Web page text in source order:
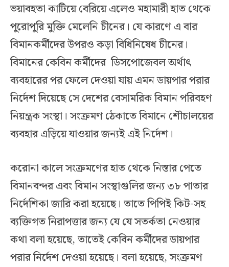
ভয়াবহতা কাটিয়ে বেরিয়ে এলেও মহামারী হাত থেকে
পুরোপুরি মুক্তি মেলেনি চীনের। যে কারণে এ বার
বিমানকর্মীদের উপরও কড়া বিধিনিষেধ চীনের।
বিমানের কেবিন কর্মীদের ডিসপোজেবল অর্থাৎ
ব্যবহারের পর ফেলে দেওয়া যায় এমন ডায়পার পরার
নির্দেশ দিয়েছে সে দেশের বেসামরিক বিমান পরিবহণ
নিয়ন্ত্রক সংস্থা। সংক্রমণ ঠেকাতে বিমানে শৌচালয়ের
ব্যবহার এড়িয়ে যাওয়ার জন্যই এই নির্দেশ।
করোনা কালে সংক্রমণের হাত থেকে নিস্তার পেতে
বিমানবন্দর এবং বিমান সংস্থাগুলির জন্য ৩৮ পাতার
নির্দেশিকা জারি করা হয়েছে। তাতে পিপিই কিট-সহ
ব্যক্তিগত নিরাপত্তার জন্য যে যে সতর্কতা নেওয়ার
কথা বলা হয়েছে, তাতেই কেবিন কর্মীদের ডায়পার
পরার নির্দেশ দেওয়া হয়েছে। বলা হয়েছে, সংক্রমণ